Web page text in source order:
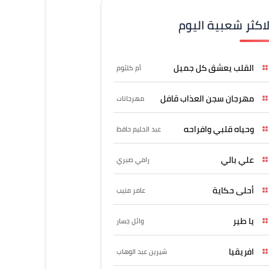
شعبية اليوم
القلب يعشق كل جميل أم كلثوم
مهرجان سجن العذاب قافل مهرجانات
وحياه قلبي وافراحه عبد الحليم حافظ
علي بالي رامي صبري
أحلى حكاية عامر منيب
يا طير وائل جسار
افريقيا شيرين عبد الوهاب